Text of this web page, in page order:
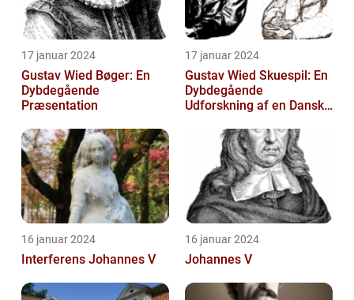
17 januar 2024
Gustav Wied Bøger: En
Dybdegående
Præsentation
17 januar 2024
Gustav Wied Skuespil: En
Dybdegående
Udforskning af en Dansk
16 januar 2024
Interferens Johannes V
16 januar 2024
Johannes V